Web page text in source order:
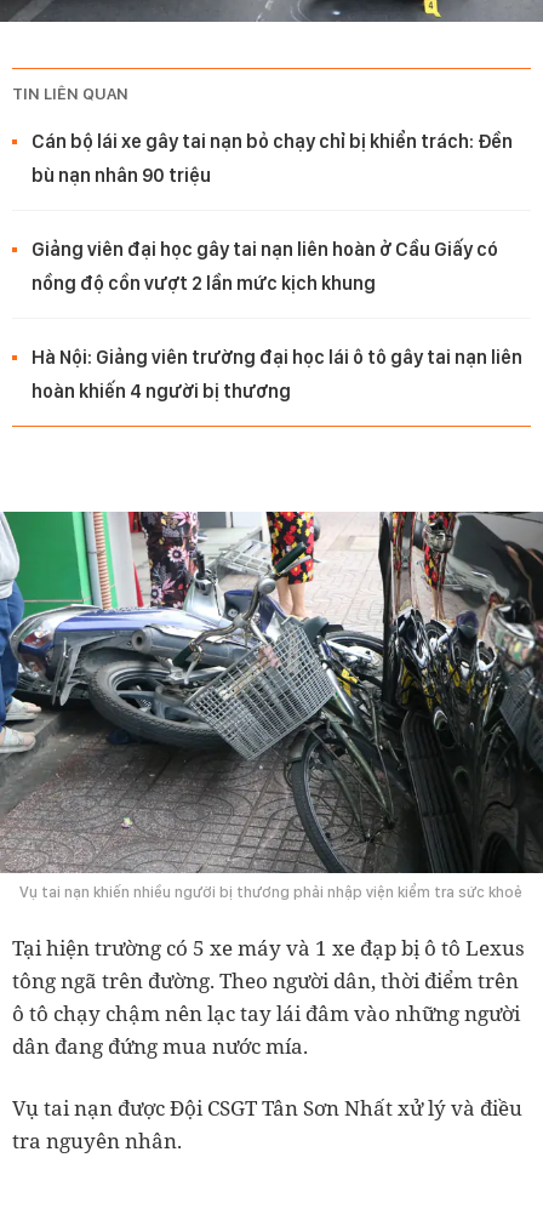
TIN LIÊN QUAN
Cán bộ lái xe gây tai nạn bỏ chạy chỉ bị khiển trách: Đền
bù nạn nhân 90 triệu
Giảng viên đại học gây tai nạn liên hoàn ở Cầu Giấy có
nồng độ cồn vượt 2 lần mức kịch khung
Hà Nội: Giảng viên trường đại học lái ô tô gây tai nạn liên
hoàn khiến 4 người bị thương
Vụ tai nạn khiến nhiều người bị thương phải nhập viện kiểm tra sức khoẻ
Tại hiện trường có 5 xe máy và 1 xe đạp bị ô tô Lexus
tông ngã trên đường. Theo người dân, thời điểm trên
ô tô chạy chậm nên lạc tay lái đâm vào những người
dân đang đứng mua nước mía.
Vụ tai nạn được Đội CSGT Tân Sơn Nhất xử lý và điều
tra nguyên nhân.